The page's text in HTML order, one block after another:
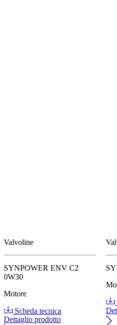
Valvoline
SYNPOWER ENV C2
0W30
Motore
Scheda tecnica
Dettaglio prodotto